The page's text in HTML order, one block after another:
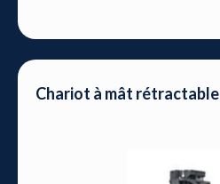
Chariot à mât rétractable